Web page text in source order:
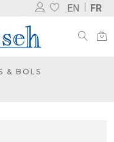
EN FR
& BOLS